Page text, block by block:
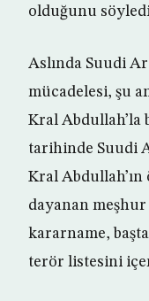
olduğunu
Aslında Suudi
mücadelesi, şu
Kral Abdullah’la
tarihinde Suudi
Kral
dayanan
kararname,
terör listesini